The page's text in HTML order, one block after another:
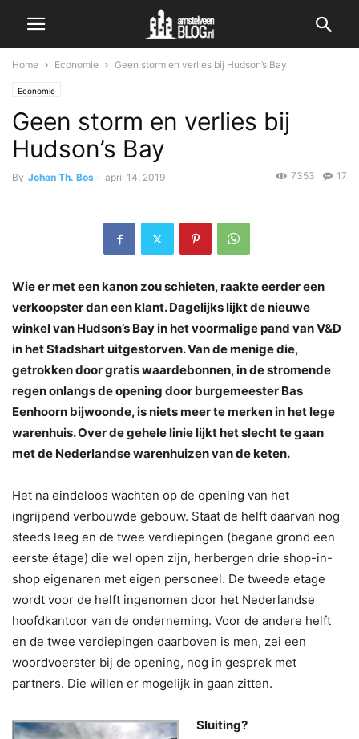
Home Economie Geen storm en verlies bij Hudson’s Bay
Economie
Geen storm en verlies bij
Hudson’s Bay
By Johan Th. Bos - april 14, 2019 17
7353
Wie er met een kanon zou schieten, raakte eerder een
verkoopster dan een klant. Dagelijks lijkt de nieuwe
winkel van Hudson’s Bay in het voormalige pand van V&D
in het Stadshart uitgestorven. Van de menige die,
getrokken door gratis waardebonnen, in de stromende
regen onlangs de opening door burgemeester Bas
Eenhoorn bijwoonde, is niets meer te merken in het lege
warenhuis. Over de gehele linie lijkt het slecht te gaan
met de Nederlandse warenhuizen van de keten.
Het na eindeloos wachten op de opening van het
ingrijpend verbouwde gebouw. Staat de helft daarvan nog
steeds leeg en de twee verdiepingen (begane grond een
eerste étage) die wel open zijn, herbergen drie shop-in-
shop eigenaren met eigen personeel. De tweede etage
wordt voor de helft ingenomen door het Nederlandse
hoofdkantoor van de onderneming. Voor de andere helft
en de twee verdiepingen daarboven is men, zei een
woordvoerster bij de opening, nog in gesprek met
partners. Die willen er mogelijk in gaan zitten.
Sluiting?